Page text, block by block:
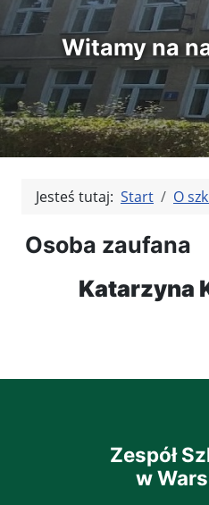
Witamy na
Jesteś tutaj: Start O
Osoba zaufana
Katarzyna
Zespół
w